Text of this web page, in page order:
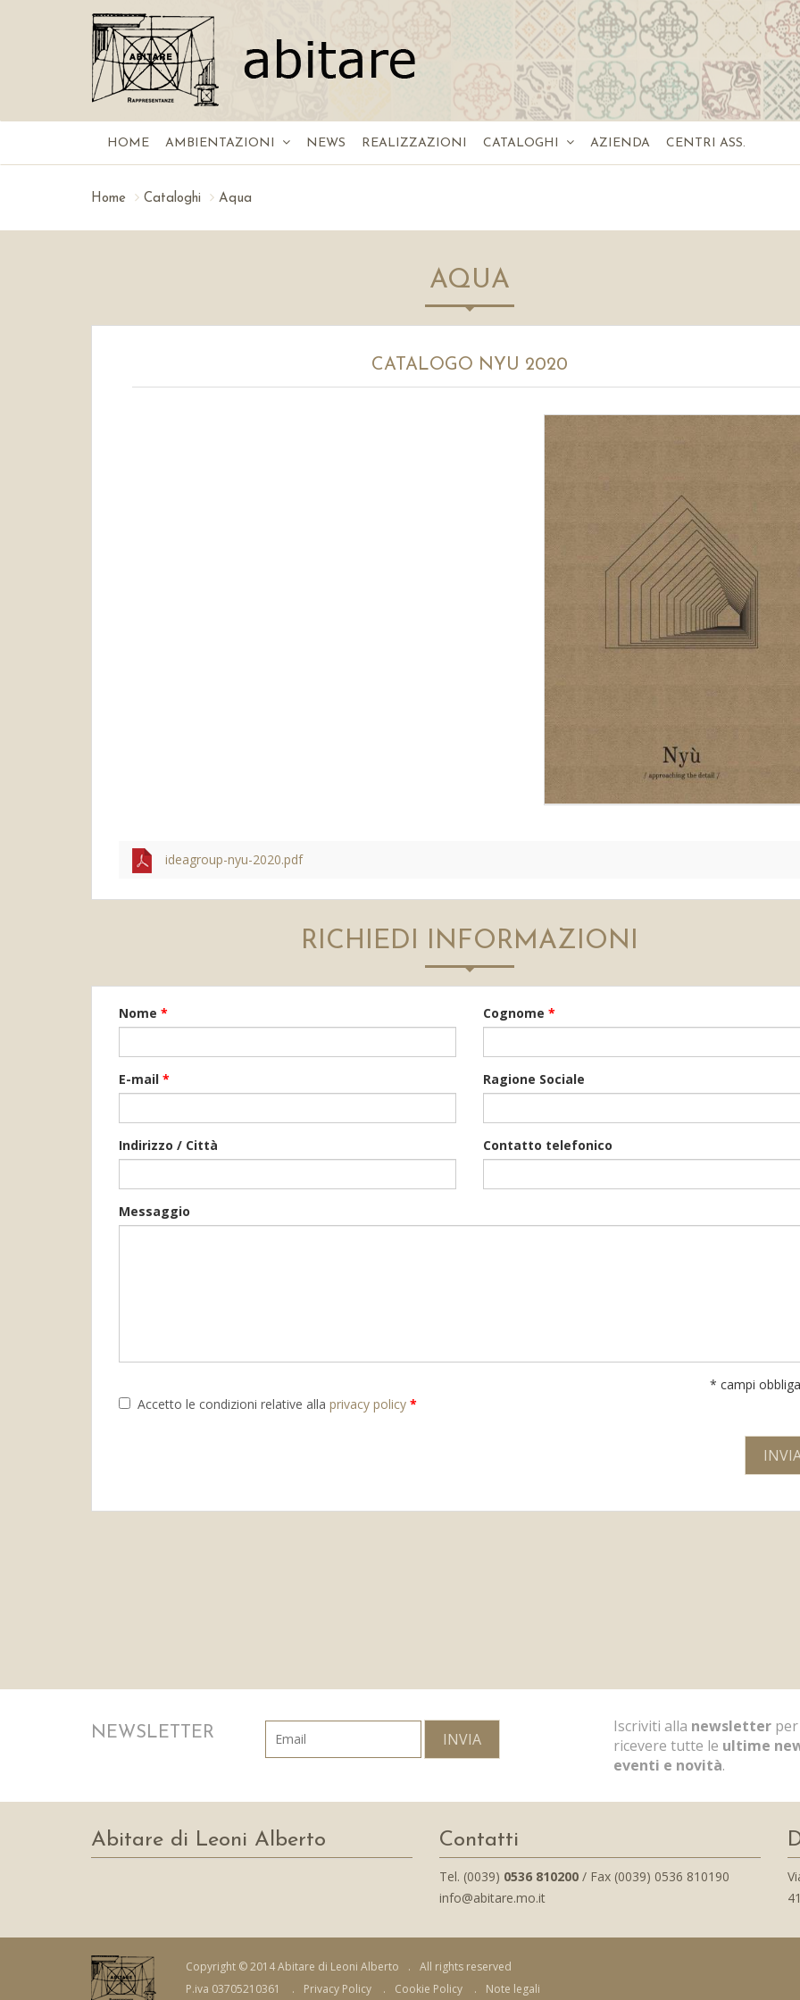
HOME AMBIENTAZIONI NEWS REALIZZAZIONI CATALOGHI AZIENDA CENTRI ASS.
Home Cataloghi Aqua
AQUA
CATALOGO NYU 2020
ideagroup-nyu-2020.pdf
RICHIEDI INFORMAZIONI
Nome * Cognome *
E-mail * Ragione Sociale
Indirizzo / Città Contatto telefonico
Messaggio
* campi
Accetto le condizioni relative alla privacy policy *
NEWSLETTER INVIA
Iscriviti alla newsletter per
ricevere tutte le ultime
eventi e novità.
Abitare di Leoni Alberto Contatti
Tel. (0039) 0536 810200 / Fax (0039) 0536 810190
info@abitare.mo.it
Copyright © 2014 Abitare di Leoni Alberto .
All rights reserved
P.iva 03705210361
. Privacy Policy . Cookie Policy . Note legali